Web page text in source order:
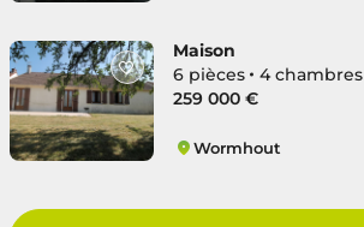
Maison
6 pièces
4 chambres
259 000 €
Wormhout